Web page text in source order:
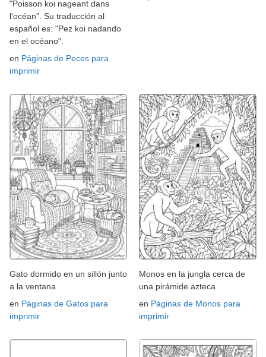
"Poisson koi nageant dans
l'océan". Su traducción al
español es: "Pez koi nadando
en el océano".
en Páginas de Peces para
imprimir
Gato dormido en un sillón junto
a la ventana
en Páginas de Gatos para
imprimir
Monos en la jungla cerca de
una pirámide azteca
en Páginas de Monos para
imprimir